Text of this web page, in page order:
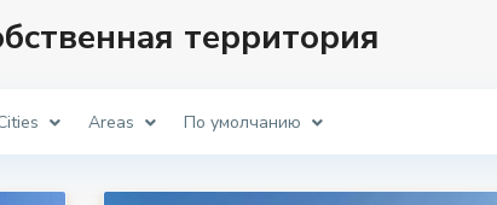
территория
Areas По умолчанию